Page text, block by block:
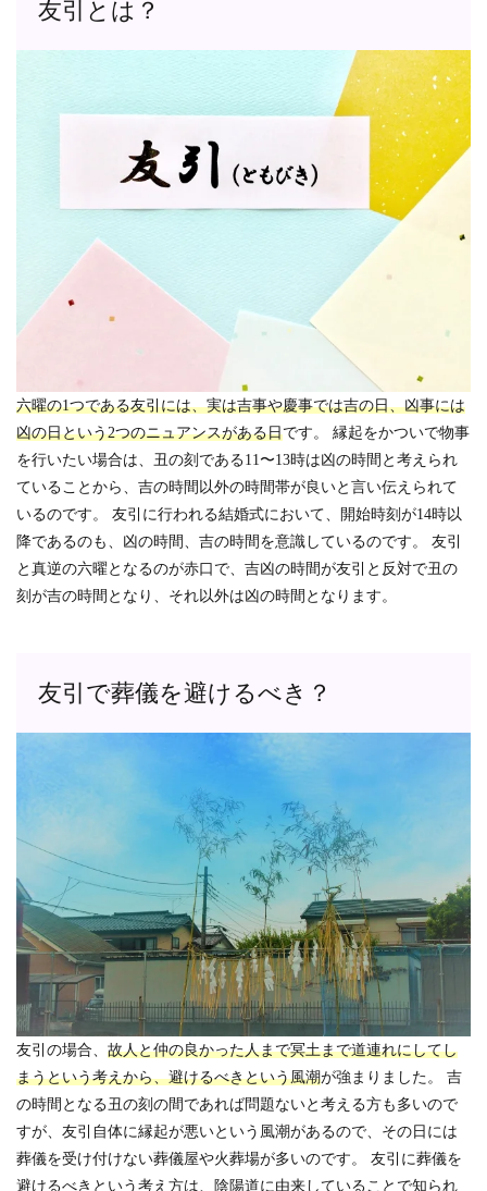
友引とは？
六曜の1つである友引には、実は吉事や慶事では吉の日、凶事には
凶の日という2つのニュアンスがある日です。 縁起をかついで物事
を行いたい場合は、丑の刻である11〜13時は凶の時間と考えられ
ていることから、吉の時間以外の時間帯が良いと言い伝えられて
いるのです。 友引に行われる結婚式において、開始時刻が14時以
降であるのも、凶の時間、吉の時間を意識しているのです。 友引
と真逆の六曜となるのが赤口で、吉凶の時間が友引と反対で丑の
刻が吉の時間となり、それ以外は凶の時間となります。
友引で葬儀を避けるべき？
友引の場合、 故人と仲の良かった人まで冥土まで道連れにしてし
まうという考えから、避けるべきという風潮が強まりました。 吉
の時間となる丑の刻の間であれば問題ないと考える方も多いので
すが、友引自体に縁起が悪いという風潮があるので、その日には
葬儀を受け付けない葬儀屋や火葬場が多いのです。 友引に葬儀を
避けるべきという考え方は、陰陽道に由来していることで知られ